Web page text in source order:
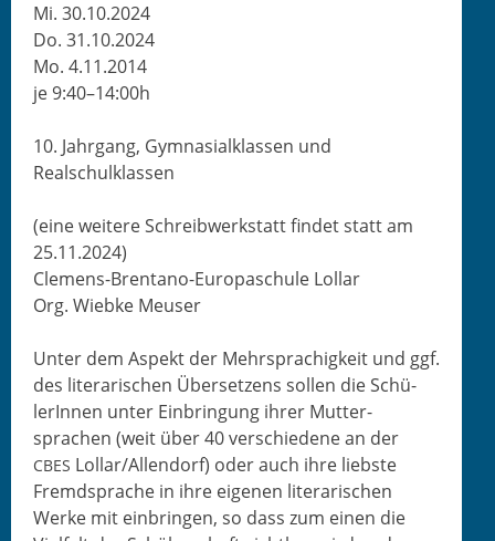
Mi. 30.10.2024
Do. 31.10.2024
Mo. 4.11.2014
je 9:40–14:00h
10. Jahrgang, Gym­nasialk­lassen und
Realschulklassen
(eine weit­ere Schreib­w­erk­statt find­et statt am
25.11.2024)
Clemens-Brentano-Europaschule Lollar
Org. Wiebke Meuser
Unter dem Aspekt der Mehrsprachigkeit und ggf.
des lit­er­arischen Über­set­zens sollen die Schü­
lerIn­nen unter Ein­bringung ihrer Mut­ter­
sprachen (weit über 40 ver­schiedene an der
CBES Lollar/Allendorf) oder auch ihre lieb­ste
Fremd­sprache in ihre eige­nen lit­er­arischen
Werke mit ein­brin­gen, so dass zum einen die